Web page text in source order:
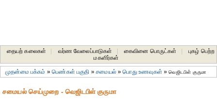
தையற் கலைகள் வர்ண வேலைப்பாடுகள் கைவினை பொருட்கள்
புகழ் பெற்ற
மகளிர்கள்
முதன்மை பக்கம் »பெண்கள் பகுதி »சமையல்»பொது உணவுகள் »வெஜிடபிள் குருமா
சமையல் செய்முறை - வெஜிடபிள் குருமா